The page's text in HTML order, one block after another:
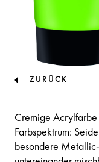
ZURÜCK
Cremige Acrylfarbe
Farbspektrum:
besondere